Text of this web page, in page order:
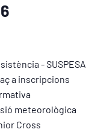
- SUSPESA
a inscripcions
meteorològica
Cross